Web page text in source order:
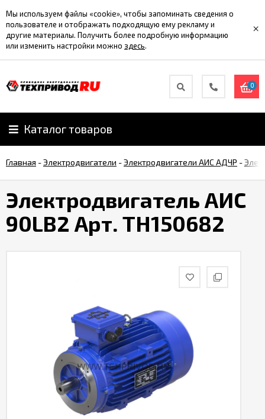
Мы используем файлы «cookie», чтобы запоминать сведения о
пользователе и отображать подходящую ему рекламу и
другие материалы. Получить более подробную информацию
или изменить настройки можно здесь.
×
0
Каталог товаров
Главная -Электродвигатели -Электродвигатели АИС АДЧР -
Электродвигатель АИС
90LB2 Арт. TH150682